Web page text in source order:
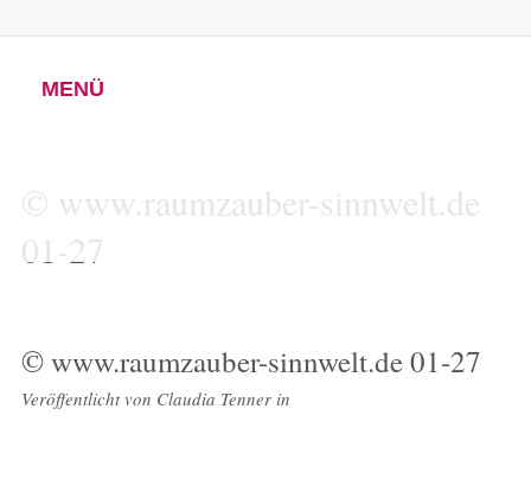
MENÜ
© www.raumzauber-sinnwelt.de
01-27
© www.raumzauber-sinnwelt.de 01-27
Veröffentlicht von Claudia Tennerin